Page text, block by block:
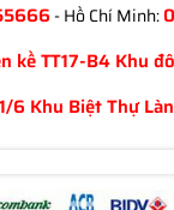
- Hồ Chí Minh:
kề TT17-B4 Khu
6 Khu Biệt Thự